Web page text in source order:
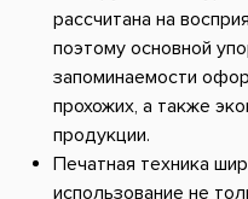
рассчитана на
поэтому основной
запоминаемости
прохожих, а также
продукции.
Печатная техника
использование не